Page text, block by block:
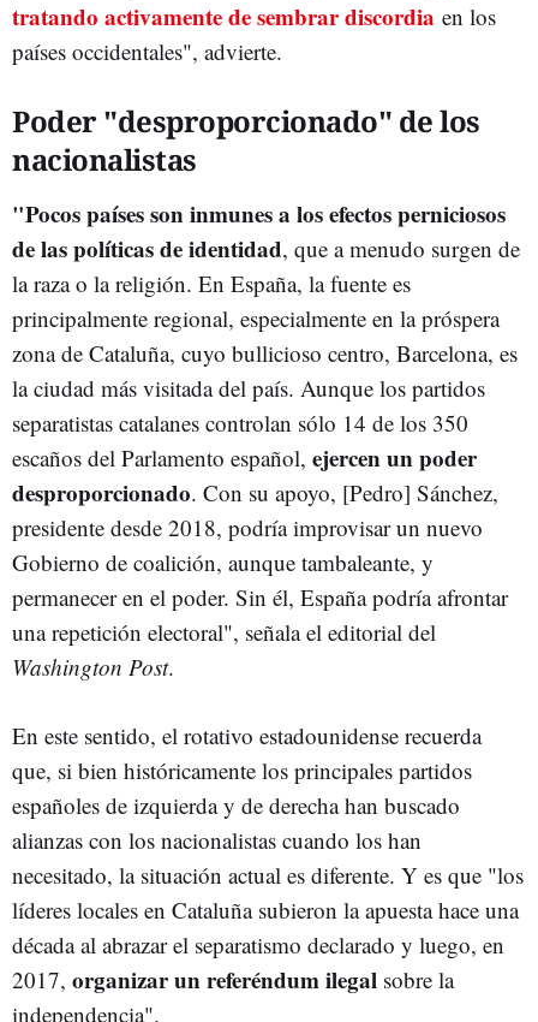
tratando activamente de sembrar discordia en los
países occidentales", advierte.
Poder "desproporcionado" de los
nacionalistas
"Pocos países son inmunes a los efectos perniciosos
de las políticas de identidad, que a menudo surgen de
la raza o la religión. En España, la fuente es
principalmente regional, especialmente en la próspera
zona de Cataluña, cuyo bullicioso centro, Barcelona, es
la ciudad más visitada del país. Aunque los partidos
separatistas catalanes controlan sólo 14 de los 350
escaños del Parlamento español, ejercen un poder
desproporcionado. Con su apoyo, [Pedro] Sánchez,
presidente desde 2018, podría improvisar un nuevo
Gobierno de coalición, aunque tambaleante, y
permanecer en el poder. Sin él, España podría afrontar
una repetición electoral", señala el editorial del
Washington Post.
En este sentido, el rotativo estadounidense recuerda
que, si bien históricamente los principales partidos
españoles de izquierda y de derecha han buscado
alianzas con los nacionalistas cuando los han
necesitado, la situación actual es diferente. Y es que "los
líderes locales en Cataluña subieron la apuesta hace una
década al abrazar el separatismo declarado y luego, en
2017, organizar un referéndum ilegal sobre la
independencia".